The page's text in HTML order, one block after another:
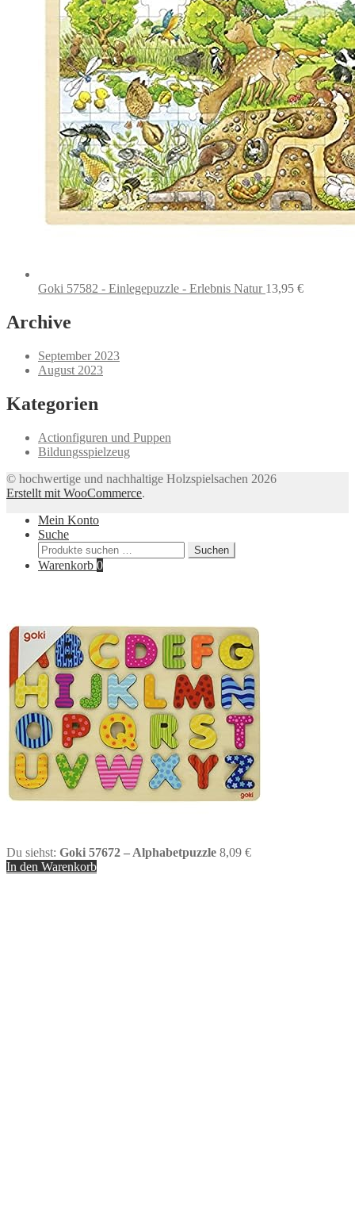
Goki 57582 - Einlegepuzzle - Erlebnis Natur 13,95 €
Archive
September 2023
August 2023
Kategorien
Actionfiguren und Puppen
Bildungsspielzeug
© hochwertige und nachhaltige Holzspielsachen 2026
Erstellt mit WooCommerce.
Mein Konto
Suche
Suchen
nach:
Suchen
Warenkorb 0
Du siehst: Goki 57672 – Alphabetpuzzle 8,09 €
In den Warenkorb